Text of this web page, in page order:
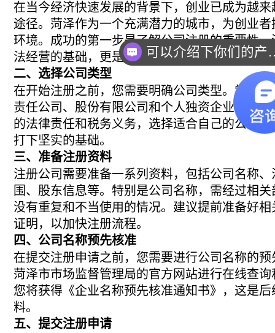
在当今经济快速发展的背景下，创业已成为越
途径。菏泽作为一个充满潜力的城市，为创业
环境。成功的第一步是了解公司注册的重要性
法经营的基础，更是获得融资、拓展市场的关键
二、选择公司类型
在开始注册之前，您需要明确公司类型。常见
责任公司、股份有限公司和个人独资企业等。
的法律责任和税务义务，选择适合自己的公司
打下坚实的基础。
三、准备注册资料
注册公司需要准备一系列资料，包括公司名称
围、股东信息等。特别是公司名称，需经过相
没有重复和不当使用的情况。建议提前准备好
证明，以加快注册流程。
四、公司名称预先核准
在提交注册申请之前，您需要进行公司名称的
菏泽市市场监督管理局的官方网站进行在线查
您将获得《企业名称预先核准通知书》，这是
料。
五、提交注册申请
可以